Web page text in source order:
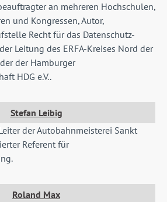
an mehreren Hochschulen,
und Kongressen, Autor,
Recht für das Datenschutz-
Leitung des ERFA-Kreises Nord der
der Hamburger
HDG e.V..
Stefan Leibig
der Autobahnmeisterei Sankt
Referent für
Roland Max